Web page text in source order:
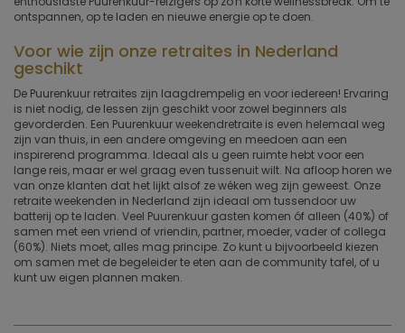
ontspannen, op te laden en nieuwe energie op te doen.
Voor wie zijn onze retraites in Nederland
geschikt
De Puurenkuur retraites zijn laagdrempelig en voor iedereen! Ervaring
is niet nodig, de lessen zijn geschikt voor zowel beginners als
gevorderden. Een Puurenkuur weekendretraite is even helemaal weg
zijn van thuis, in een andere omgeving en meedoen aan een
inspirerend programma. Ideaal als u geen ruimte hebt voor een
lange reis, maar er wel graag even tussenuit wilt. Na afloop horen we
van onze klanten dat het lijkt alsof ze wéken weg zijn geweest. Onze
retraite weekenden in Nederland zijn ideaal om tussendoor uw
batterij op te laden. Veel Puurenkuur gasten komen óf alleen (40%) of
samen met een vriend of vriendin, partner, moeder, vader of collega
(60%). Niets moet, alles mag principe. Zo kunt u bijvoorbeeld kiezen
om samen met de begeleider te eten aan de community tafel, of u
kunt uw eigen plannen maken.